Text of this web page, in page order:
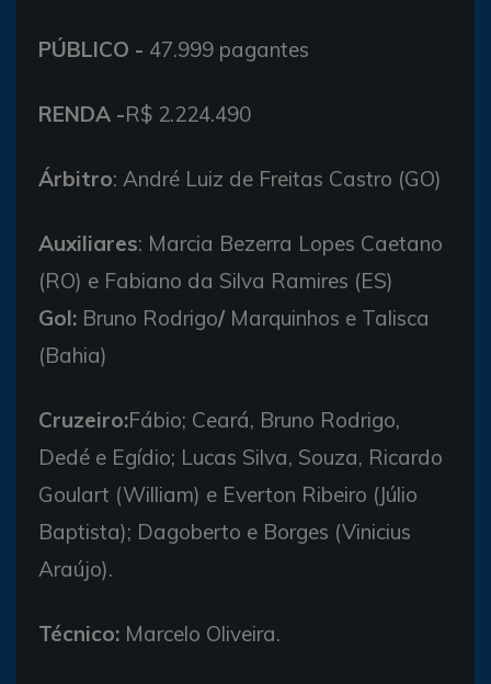
PÚBLICO - 47.999 pagantes
RENDA -R$ 2.224.490
Árbitro: André Luiz de Freitas Castro (GO)
Auxiliares: Marcia Bezerra Lopes Caetano
(RO) e Fabiano da Silva Ramires (ES)
Gol: Bruno Rodrigo/ Marquinhos e Talisca
(Bahia)
Cruzeiro:Fábio; Ceará, Bruno Rodrigo,
Dedé e Egídio; Lucas Silva, Souza, Ricardo
Goulart (William) e Everton Ribeiro (Júlio
Baptista); Dagoberto e Borges (Vinicius
Araújo).
Técnico: Marcelo Oliveira.